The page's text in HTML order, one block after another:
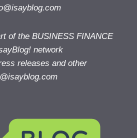
of the BUSINESS FINANCE
network
releases and other